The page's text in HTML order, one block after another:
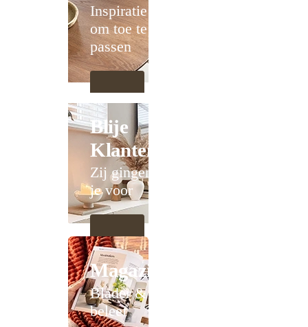
Inspiratie
om toe te
passen
Blije
Klanten
Zij gingen
je voor
Magazines
Blader &
beleef